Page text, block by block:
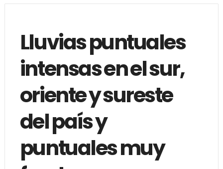
Lluvias puntuales
intensas en el sur,
oriente y sureste
del país y
puntuales muy